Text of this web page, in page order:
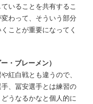
いることを共有するこ
わって、そういう部分
ことが重要になってく
・ブレーメン）
紅白戦とも違うので、
、冨安選手とは練習の
うなるかなと個人的に